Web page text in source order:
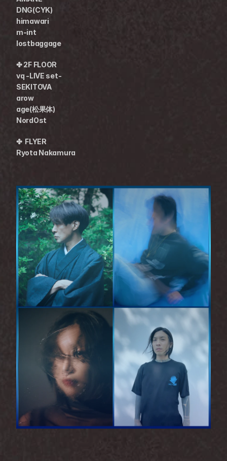
DNG(CYK)
himawari
m-int
lostbaggage
✤ 2F FLOOR
vq -LIVE set-
SEKITOVA
arow
age(松果体)
NordOst
✤  FLYER
Ryota Nakamura